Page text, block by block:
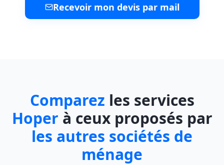
Recevoir mon devis par mail
Comparez les services
Hoper à ceux proposés par
les autres sociétés de
ménage